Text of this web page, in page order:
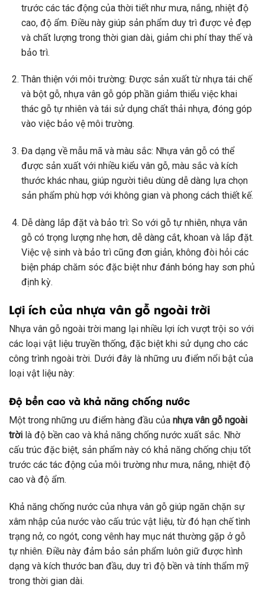
trước các tác động của thời tiết như mưa, nắng, nhiệt độ
cao, độ ẩm. Điều này giúp sản phẩm duy trì được vẻ đẹp
và chất lượng trong thời gian dài, giảm chi phí thay thế và
bảo trì.
Thân thiện với môi trường: Được sản xuất từ nhựa tái chế
và bột gỗ, nhựa vân gỗ góp phần giảm thiểu việc khai
thác gỗ tự nhiên và tái sử dụng chất thải nhựa, đóng góp
vào việc bảo vệ môi trường.
Đa dạng về mẫu mã và màu sắc: Nhựa vân gỗ có thể
được sản xuất với nhiều kiểu vân gỗ, màu sắc và kích
thước khác nhau, giúp người tiêu dùng dễ dàng lựa chọn
sản phẩm phù hợp với không gian và phong cách thiết kế.
Dễ dàng lắp đặt và bảo trì: So với gỗ tự nhiên, nhựa vân
gỗ có trọng lượng nhẹ hơn, dễ dàng cắt, khoan và lắp đặt.
Việc vệ sinh và bảo trì cũng đơn giản, không đòi hỏi các
biện pháp chăm sóc đặc biệt như đánh bóng hay sơn phủ
định kỳ.
Lợi ích của nhựa vân gỗ ngoài trời
Nhựa vân gỗ ngoài trời mang lại nhiều lợi ích vượt trội so với
các loại vật liệu truyền thống, đặc biệt khi sử dụng cho các
công trình ngoài trời. Dưới đây là những ưu điểm nổi bật của
loại vật liệu này:
Độ bền cao và khả năng chống nước
Một trong những ưu điểm hàng đầu của nhựa vân gỗ ngoài
trời là độ bền cao và khả năng chống nước xuất sắc. Nhờ
cấu trúc đặc biệt, sản phẩm này có khả năng chống chịu tốt
trước các tác động của môi trường như mưa, nắng, nhiệt độ
cao và độ ẩm.
Khả năng chống nước của nhựa vân gỗ giúp ngăn chặn sự
xâm nhập của nước vào cấu trúc vật liệu, từ đó hạn chế tình
trạng nở, co ngót, cong vênh hay mục nát thường gặp ở gỗ
tự nhiên. Điều này đảm bảo sản phẩm luôn giữ được hình
dạng và kích thước ban đầu, duy trì độ bền và tính thẩm mỹ
trong thời gian dài.